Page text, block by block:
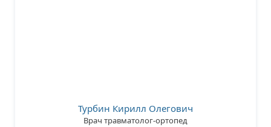
Турбин Кирилл Олегович
Врач травматолог-ортопед